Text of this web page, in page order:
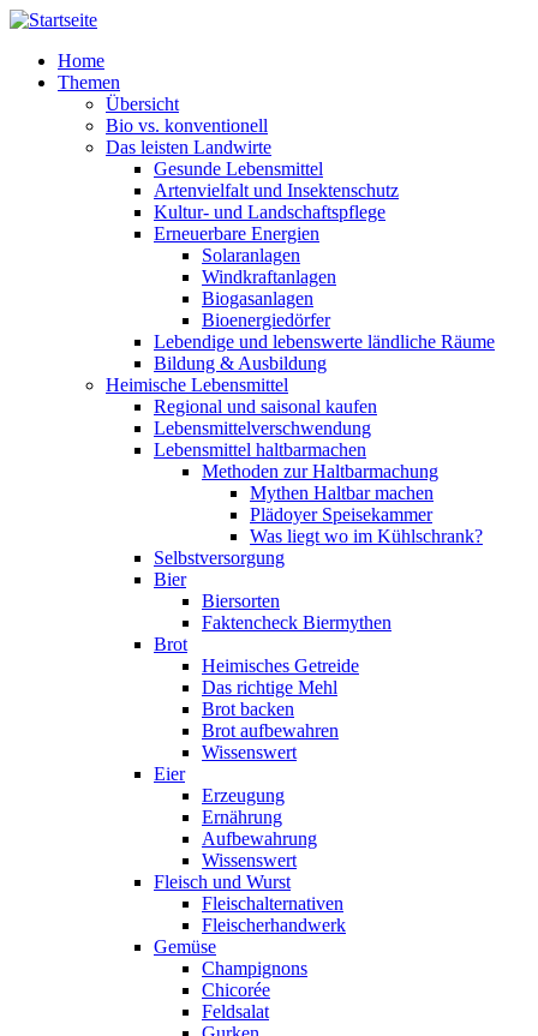
Direkt zum Inhalt
Home
Themen
Übersicht
Bio vs. konventionell
Das leisten Landwirte
Gesunde Lebensmittel
Artenvielfalt und Insektenschutz
Kultur- und Landschaftspflege
Erneuerbare Energien
Solaranlagen
Windkraftanlagen
Biogasanlagen
Bioenergiedörfer
Lebendige und lebenswerte ländliche Räume
Bildung & Ausbildung
Heimische Lebensmittel
Regional und saisonal kaufen
Lebensmittelverschwendung
Lebensmittel haltbarmachen
Methoden zur Haltbarmachung
Mythen Haltbar machen
Plädoyer Speisekammer
Was liegt wo im Kühlschrank?
Selbstversorgung
Bier
Biersorten
Faktencheck Biermythen
Brot
Heimisches Getreide
Das richtige Mehl
Brot backen
Brot aufbewahren
Wissenswert
Eier
Erzeugung
Ernährung
Aufbewahrung
Wissenswert
Fleisch und Wurst
Fleischalternativen
Fleischerhandwerk
Gemüse
Champignons
Chicorée
Feldsalat